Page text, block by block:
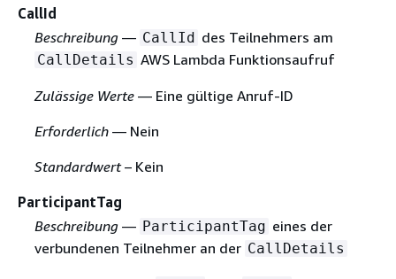
CallId
Beschreibung— CallId des Teilnehmers am
CallDetails AWS Lambda Funktionsaufruf
Zulässige Werte— Eine gültige Anruf-ID
Erforderlich— Nein
Standardwert– Kein
ParticipantTag
Beschreibung— ParticipantTag eines der
verbundenen Teilnehmer an der CallDetails